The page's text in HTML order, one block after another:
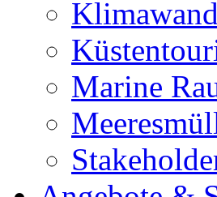
Marine